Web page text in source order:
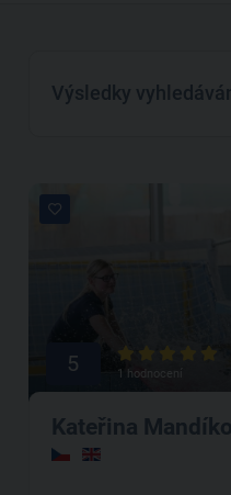
Výsledky
5 1 hodnocení
Kateřina